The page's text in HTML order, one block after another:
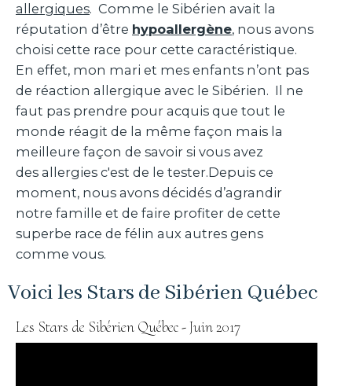
allergiques. Comme le Sibérien avait la
réputation d’être hypoallergène, nous avons
choisi cette race pour cette caractéristique.
En effet, mon mari et mes enfants n’ont pas
de réaction allergique avec le Sibérien. Il ne
faut pas prendre pour acquis que tout le
monde réagit de la même façon mais la
meilleure façon de savoir si vous avez
des allergies c'est de le tester.Depuis ce
moment, nous avons décidés d’agrandir
notre famille et de faire profiter de cette
superbe race de félin aux autres gens
comme vous.
Voici les Stars de Sibérien Québec
Les Stars de Sibérien Québec - Juin 2017